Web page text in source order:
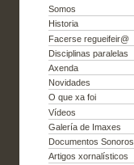
Somos
Historia
Facerse regueifeir@
Disciplinas paralelas
Axenda
Novidades
O que xa foi
Vídeos
Galería de Imaxes
Documentos Sonoros
Artigos xornalísticos